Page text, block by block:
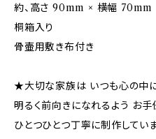
約、高さ 90mm × 横幅 70mm
桐箱入り
骨壷用敷き布付き
★大切な家族は いつも心の中
明るく前向きになれるよう お
ひとつひとつ丁寧に制作していま